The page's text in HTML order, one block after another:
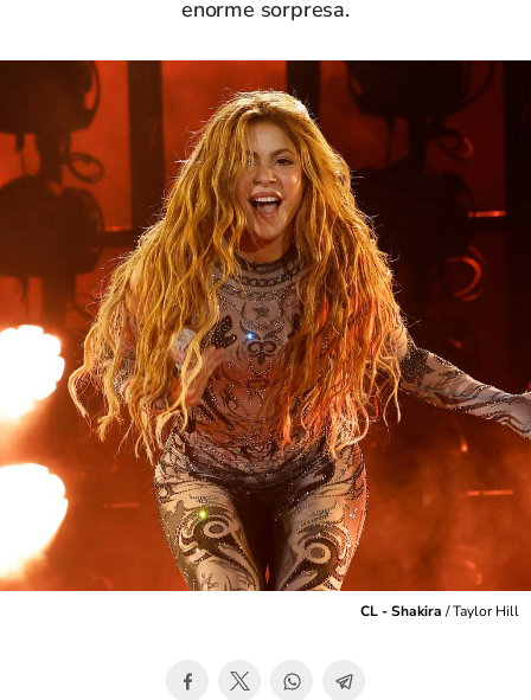
enorme sorpresa.
CL - Shakira /Taylor Hill